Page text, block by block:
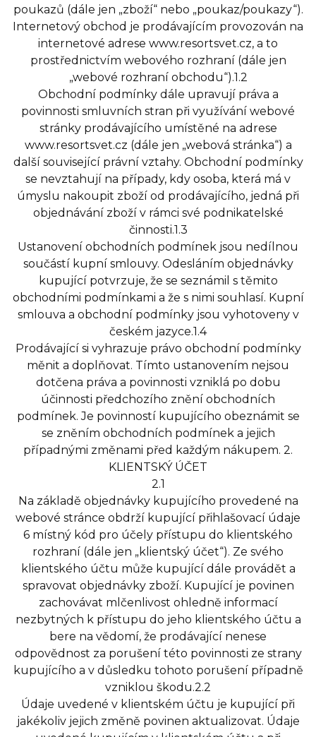
poukazů (dále jen „zboží“ nebo „poukaz/poukazy“).
Internetový obchod je prodávajícím provozován na
internetové adrese www.resortsvet.cz, a to
prostřednictvím webového rozhraní (dále jen
„webové rozhraní obchodu“).1.2
Obchodní podmínky dále upravují práva a
povinnosti smluvních stran při využívání webové
stránky prodávajícího umístěné na adrese
www.resortsvet.cz (dále jen „webová stránka“) a
další související právní vztahy. Obchodní podmínky
se nevztahují na případy, kdy osoba, která má v
úmyslu nakoupit zboží od prodávajícího, jedná při
objednávání zboží v rámci své podnikatelské
činnosti.1.3
Ustanovení obchodních podmínek jsou nedílnou
součástí kupní smlouvy. Odesláním objednávky
kupující potvrzuje, že se seznámil s těmito
obchodními podmínkami a že s nimi souhlasí. Kupní
smlouva a obchodní podmínky jsou vyhotoveny v
českém jazyce.1.4
Prodávající si vyhrazuje právo obchodní podmínky
měnit a doplňovat. Tímto ustanovením nejsou
dotčena práva a povinnosti vzniklá po dobu
účinnosti předchozího znění obchodních
podmínek. Je povinností kupujícího obeznámit se
se zněním obchodních podmínek a jejich
případnými změnami před každým nákupem. 2.
KLIENTSKÝ ÚČET
2.1
Na základě objednávky kupujícího provedené na
webové stránce obdrží kupující přihlašovací údaje
6 místný kód pro účely přístupu do klientského
rozhraní (dále jen „klientský účet“). Ze svého
klientského účtu může kupující dále provádět a
spravovat objednávky zboží. Kupující je povinen
zachovávat mlčenlivost ohledně informací
nezbytných k přístupu do jeho klientského účtu a
bere na vědomí, že prodávající nenese
odpovědnost za porušení této povinnosti ze strany
kupujícího a v důsledku tohoto porušení případně
vzniklou škodu.2.2
Údaje uvedené v klientském účtu je kupující při
jakékoliv jejich změně povinen aktualizovat. Údaje